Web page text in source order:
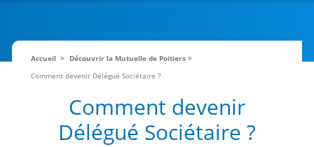
Accueil
Découvrir la Mutuelle de Poitiers
Comment devenir Délégué Sociétaire ?
Comment devenir
Délégué Sociétaire ?